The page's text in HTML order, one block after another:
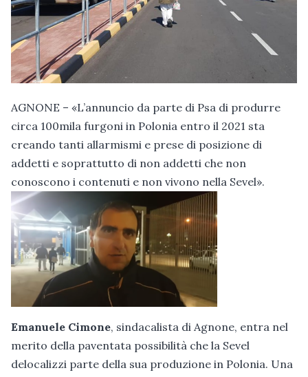
AGNONE – «L’annuncio da parte di Psa di produrre
circa 100mila furgoni in Polonia entro il 2021 sta
creando tanti allarmismi e prese di posizione di
addetti e soprattutto di non addetti che non
conoscono i contenuti e non vivono nella Sevel».
Emanuele Cimone, sindacalista di Agnone, entra nel
merito della paventata possibilità che la Sevel
delocalizzi parte della sua produzione in Polonia. Una